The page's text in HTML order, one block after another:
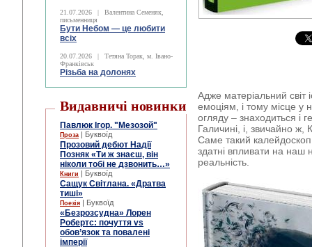
21.07.2026 |
Валентина Семеняк,
письменниця
Бути Небом ― це любити
всіх
20.07.2026 |
Тетяна Торак, м. Івано-
Франківськ
Різьба на долонях
Видавничі новинки
Павлюк Ігор. "Мезозой"
Проза | Буквоїд
Прозовий дебют Надії
Позняк «Ти ж знаєш, він
ніколи тобі не дзвонить…»
Книги | Буквоїд
Сащук Світлана. «Дратва
тиші»
Поезія | Буквоїд
«Безрозсудна» Лорен
Робертс: почуття vs
обов’язок та повалені
імперії
Адже матеріальний
емоціям, і тому місце у
огляду – знаходиться і
Галичині, і, звичайно
Саме такий калейдоскоп
здатні впливати на наш
реальність.